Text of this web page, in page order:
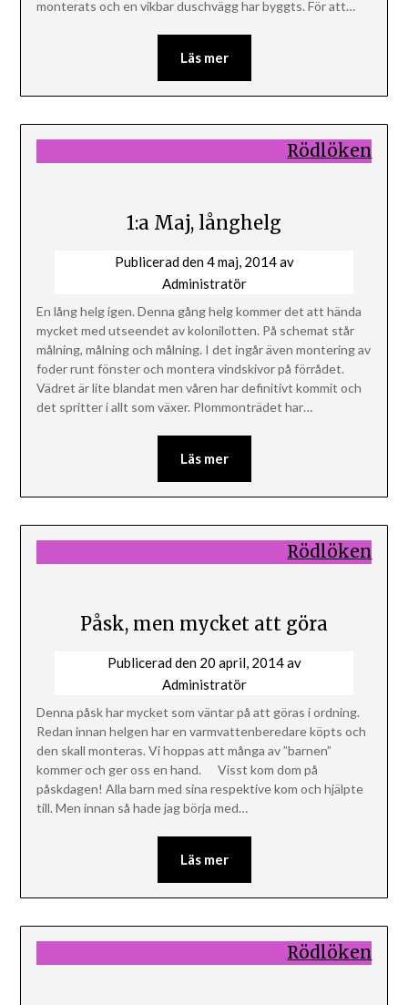
monterats och en vikbar duschvägg har byggts. För att…
Läs mer
Rödlöken
1:a Maj, långhelg
Publicerad den4 maj, 2014av
Administratör
En lång helg igen. Denna gång helg kommer det att hända
mycket med utseendet av kolonilotten. På schemat står
målning, målning och målning. I det ingår även montering av
foder runt fönster och montera vindskivor på förrådet.
Vädret är lite blandat men våren har definitivt kommit och
det spritter i allt som växer. Plommonträdet har…
Läs mer
Rödlöken
Påsk, men mycket att göra
Publicerad den 20 april, 2014av
Administratör
Denna påsk har mycket som väntar på att göras i ordning.
Redan innan helgen har en varmvattenberedare köpts och
den skall monteras. Vi hoppas att många av ”barnen”
kommer och ger oss en hand. Visst kom dom på
påskdagen! Alla barn med sina respektive kom och hjälpte
till. Men innan så hade jag börja med…
Läs mer
Rödlöken